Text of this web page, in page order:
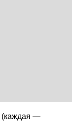
(каждая —